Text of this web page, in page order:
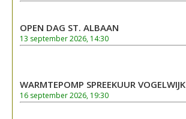
OPEN DAG ST. ALBAAN
13 september 2026, 14:30
WARMTEPOMP SPREEKUUR VOGELWIJK
16 september 2026, 19:30